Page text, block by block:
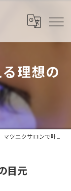
理想の
マツエクサロンで叶える理想の目元
目元